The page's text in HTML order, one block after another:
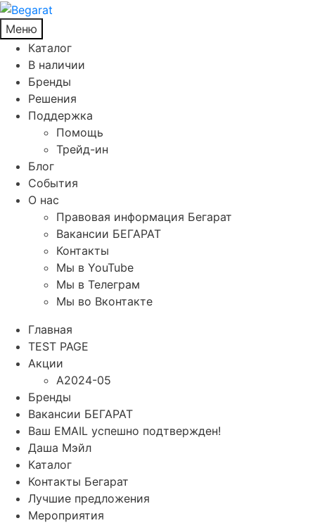
Меню
Каталог
В наличии
Бренды
Решения
Поддержка
Помощь
Трейд-ин
Блог
События
О нас
Правовая информация Бегарат
Вакансии БЕГАРАТ
Контакты
Мы в YouTube
Мы в Телеграм
Мы во Вконтакте
Главная
TEST PAGE
Акции
A2024-05
Бренды
Вакансии БЕГАРАТ
Ваш EMAIL успешно подтвержден!
Даша Мэйл
Каталог
Контакты Бегарат
Лучшие предложения
Мероприятия